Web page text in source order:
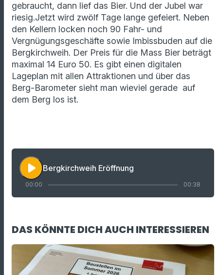
gebraucht, dann lief das Bier. Und der Jubel war
riesig.Jetzt wird zwölf Tage lange gefeiert. Neben
den Kellern locken noch 90 Fahr- und
Vergnügungsgeschäfte sowie Imbissbuden auf die
Bergkirchweih. Der Preis für die Mass Bier beträgt
maximal 14 Euro 50. Es gibt einen digitalen
Lageplan mit allen Attraktionen und über das
Berg-Barometer sieht man wieviel gerade auf
dem Berg los ist.
play_arrow Bergkirchweih Eröffnung
00:00 00:38
DAS KÖNNTE DICH AUCH INTERESSIEREN